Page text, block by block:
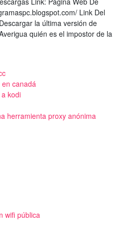
Link Del
la última versión de
quién es el impostor de la
canadá
kodi
herramienta proxy anónima
wifi pública